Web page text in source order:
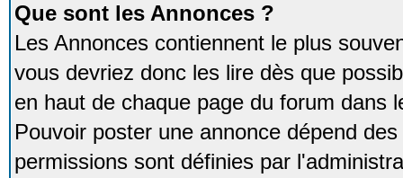
Que sont les Annonces ?
Les Annonces contiennent le plus
vous devriez donc les lire dès que
en haut de chaque page du forum dans
Pouvoir poster une annonce dépend
permissions sont définies par